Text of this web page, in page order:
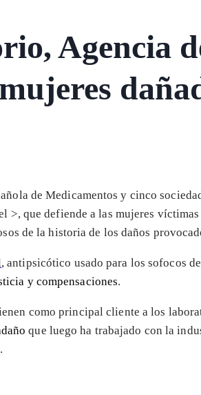
Agencia
de Medicamentos y cinco
>, que defiende a las mujeres
de la historia de los daños
, antipsicótico usado para los sofocos
y compensaciones.
como principal cliente a los
que luego ha trabajado con la